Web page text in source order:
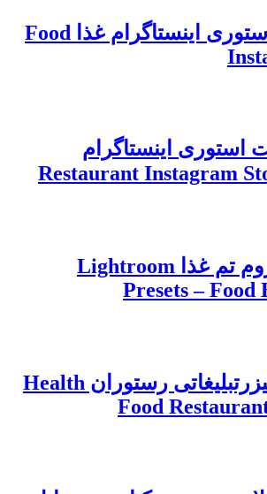
پروژه پریمیر استوری اینستاگرام غذا Food
استوری اینستاگرام
پریست لایت روم تم غذا Lightroom
Presets – Food
پروژه پریمیر تیزرتبلیغاتی رستوران Health
Food